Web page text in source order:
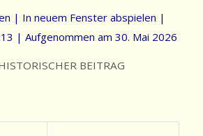
| In neuem Fenster abspielen |
| Aufgenommen am 30. Mai 2026
BEITRAG